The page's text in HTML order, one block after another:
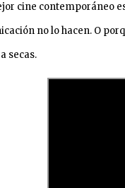
cine contemporáneo
no lo hacen. O
secas.